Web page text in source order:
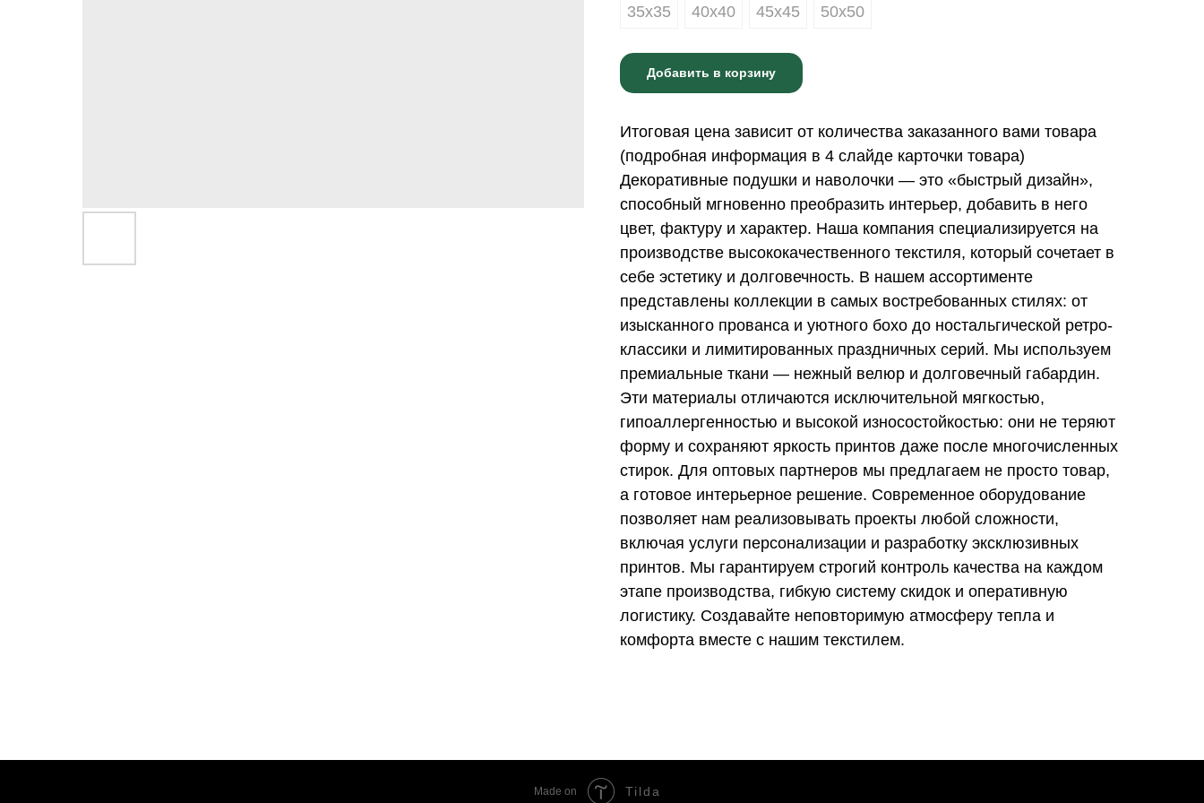
35х35 40х40 45х45 50х50
Добавить в корзину
Итоговая цена зависит от количества заказанного вами товара
(подробная информация в 4 слайде карточки товара)
Декоративные подушки и наволочки — это «быстрый дизайн»,
способный мгновенно преобразить интерьер, добавить в него
цвет, фактуру и характер. Наша компания специализируется на
производстве высококачественного текстиля, который сочетает в
себе эстетику и долговечность. В нашем ассортименте
представлены коллекции в самых востребованных стилях: от
изысканного прованса и уютного бохо до ностальгической ретро-
классики и лимитированных праздничных серий. Мы используем
премиальные ткани — нежный велюр и долговечный габардин.
Эти материалы отличаются исключительной мягкостью,
гипоаллергенностью и высокой износостойкостью: они не теряют
форму и сохраняют яркость принтов даже после многочисленных
стирок. Для оптовых партнеров мы предлагаем не просто товар,
а готовое интерьерное решение. Современное оборудование
позволяет нам реализовывать проекты любой сложности,
включая услуги персонализации и разработку эксклюзивных
принтов. Мы гарантируем строгий контроль качества на каждом
этапе производства, гибкую систему скидок и оперативную
логистику. Создавайте неповторимую атмосферу тепла и
комфорта вместе с нашим текстилем.
Made on Tilda